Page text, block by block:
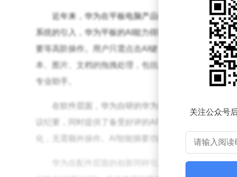
近年来，华为在平板电脑产品中系统性地融入了
系统的引入，华为平板的AI能力得到了显著提升。小
要等高阶操作。用户只需点击AI键，小艺便能自动分
本、图片、文档的拖拽处理，包括总结、翻译、日程
专业助手。
在软件层面，华为自研的华为笔记App也展现了
议纪要，同时提供了备受好评的AI字迹调整功能。近
化，无需额外操作。AI智能摘要功能能够一键快速提取
华为在配件层面的创新同样引人注目。HUAWEI
关注公众号